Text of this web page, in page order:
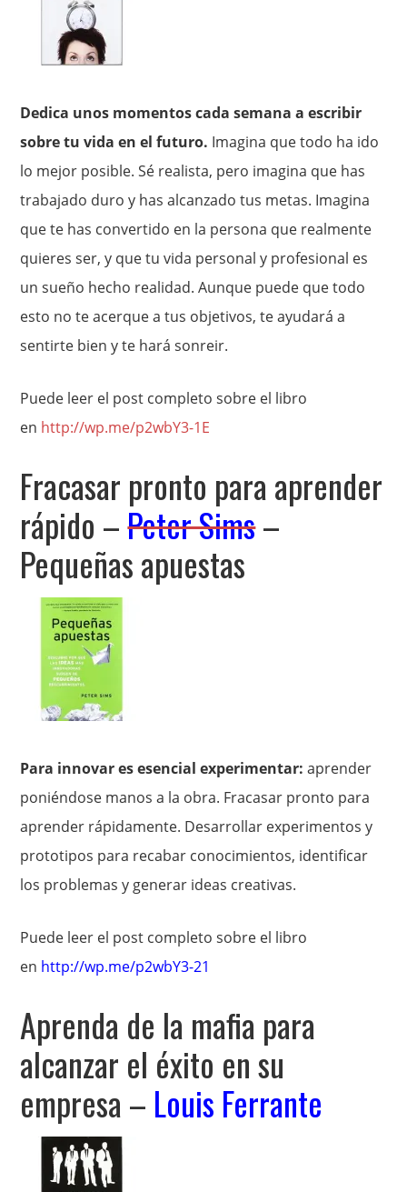
Dedica unos momentos cada semana a escribir
sobre tu vida en el futuro. Imagina que todo ha ido
lo mejor posible. Sé realista, pero imagina que has
trabajado duro y has alcanzado tus metas. Imagina
que te has convertido en la persona que realmente
quieres ser, y que tu vida personal y profesional es
un sueño hecho realidad. Aunque puede que todo
esto no te acerque a tus objetivos, te ayudará a
sentirte bien y te hará sonreir.
Puede leer el post completo sobre el libro
en http://wp.me/p2wbY3-1E
Fracasar pronto para aprender
rápido –Peter Sims–
Pequeñas apuestas
Para innovar es esencial experimentar: aprender
poniéndose manos a la obra. Fracasar pronto para
aprender rápidamente. Desarrollar experimentos y
prototipos para recabar conocimientos, identificar
los problemas y generar ideas creativas.
Puede leer el post completo sobre el libro
en http://wp.me/p2wbY3-21
Aprenda de la mafia para
alcanzar el éxito en su
empresa – Louis Ferrante